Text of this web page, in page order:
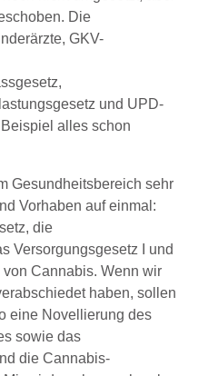
Die
GKV-
und UPD-
alles schon
Gesundheitsbereich sehr
Vorhaben auf einmal:
die
Versorgungsgesetz I und
Cannabis. Wenn wir
haben, sollen
eine Novellierung des
sowie das
die Cannabis-